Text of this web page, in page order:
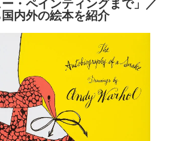
内外の絵本を紹介